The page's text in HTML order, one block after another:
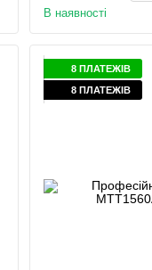
В наявності
8 ПЛАТЕЖІВ
8 ПЛАТЕЖІВ